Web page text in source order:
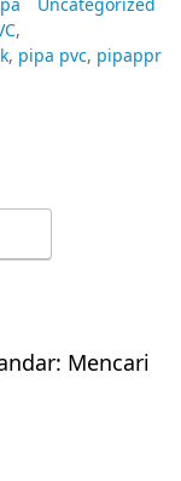
pipa pvc pipappr
Mencari